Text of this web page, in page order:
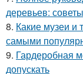
деревьев:
8. Какие музеи и
самыми
9. Гардеробная
допускать